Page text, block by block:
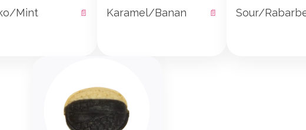
Mint 📄 Karamel/Banan 📄 Sour/